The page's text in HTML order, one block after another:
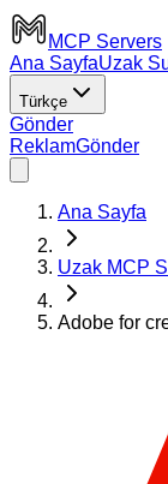
MCP Servers
Ana SayfaUzak
Türkçe
Gönder
ReklamGönder
Ana Sayfa
Uzak MCP
Adobe for